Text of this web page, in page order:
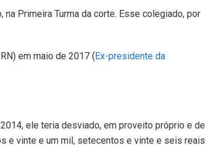
Primeira Turma da corte. Esse colegiado, por
em maio de 2017 (Ex-presidente da
ele teria desviado, em proveito próprio e de
e vinte e um mil, setecentos e vinte e seis reais